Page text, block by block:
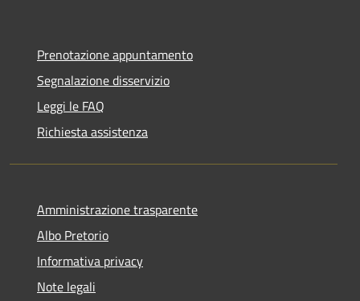
Prenotazione appuntamento
Segnalazione disservizio
Leggi le FAQ
Richiesta assistenza
Amministrazione trasparente
Albo Pretorio
Informativa privacy
Note legali